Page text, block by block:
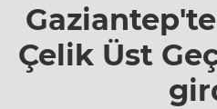
Çelik Üst